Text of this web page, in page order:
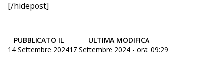
[/hidepost]
PUBBLICATO IL
14 Settembre 2024
ULTIMA MODIFICA
17 Settembre 2024 - ora: 09:29